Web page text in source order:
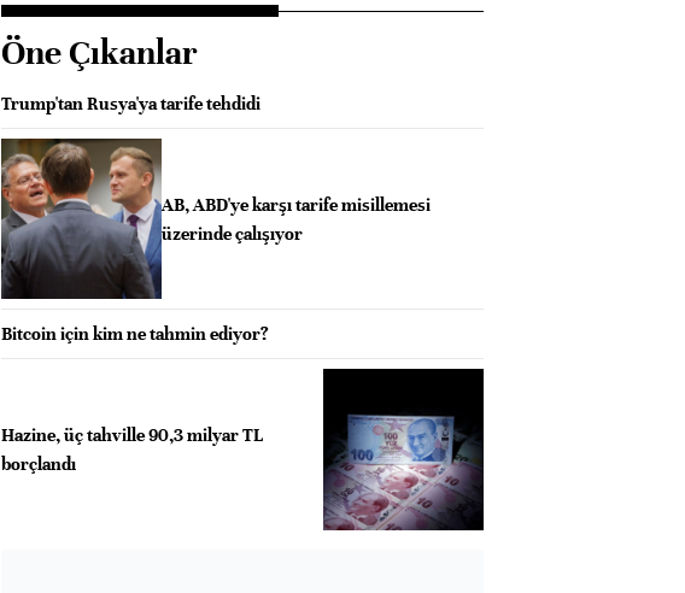
Öne Çıkanlar
Trump'tan Rusya'ya tarife tehdidi
AB, ABD'ye karşı tarife misillemesi
üzerinde çalışıyor
Bitcoin için kim ne tahmin ediyor?
Hazine, üç tahville 90,3 milyar TL
borçlandı